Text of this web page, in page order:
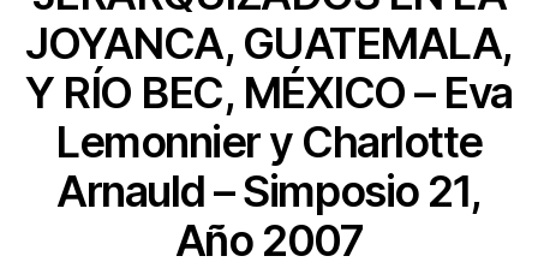
JOYANCA, GUATEMALA,
Y RÍO BEC, MÉXICO – Eva
Lemonnier y Charlotte
Arnauld – Simposio 21,
Año 2007